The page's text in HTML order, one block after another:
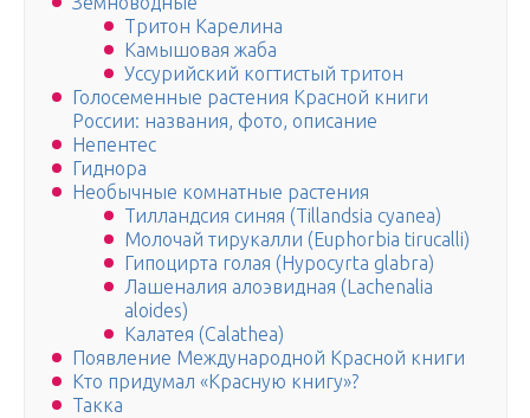
Тритон Карелина
Камышовая жаба
Уссурийский когтистый тритон
Голосеменные растения Красной книги
России: названия, фото, описание
Непентес
Гиднора
Необычные комнатные растения
Тилландсия синяя (Tillandsia cyanea)
Молочай тирукалли (Euphоrbia tirucаlli)
Гипоцирта голая (Hypocyrta glabra)
Лашеналия алоэвидная (Lachenalia
aloides)
Калатея (Calathea)
Появление Международной Красной книги
Кто придумал «Красную книгу»?
Такка